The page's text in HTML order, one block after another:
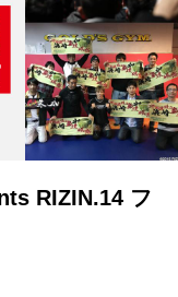
RIZIN.14 フ